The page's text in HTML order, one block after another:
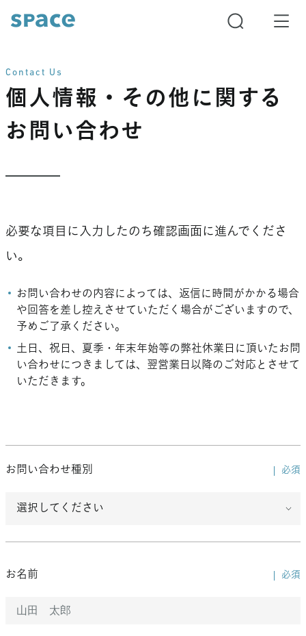
Contact Us
個人情報・その他に関する
お問い合わせ
必要な項目に入力したのち確認画面に進んでくださ
い。
お問い合わせの内容によっては、返信に時間がかかる場合
や回答を差し控えさせていただく場合がございますので、
予めご了承ください。
土日、祝日、夏季・年末年始等の弊社休業日に頂いたお問
い合わせにつきましては、翌営業日以降のご対応とさせて
いただきます。
お問い合わせ種別 必須
お名前 必須